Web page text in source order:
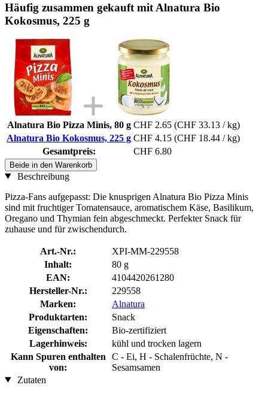
Häufig zusammen gekauft mit Alnatura Bio
Kokosmus, 225 g
Alnatura Bio Pizza Minis, 80 g CHF 2.65 (CHF 33.13 / kg)
Alnatura Bio Kokosmus, 225 g CHF 4.15 (CHF 18.44 / kg)
Gesamtpreis:
CHF 6.80
Beide in den Warenkorb
Beschreibung
Pizza-Fans aufgepasst: Die knusprigen Alnatura Bio Pizza Minis
sind mit fruchtiger Tomatensauce, aromatischem Käse, Basilikum,
Oregano und Thymian fein abgeschmeckt. Perfekter Snack für
zuhause und für zwischendurch.
Art.-Nr.:
XPI-MM-229558
Inhalt:
80 g
EAN:
4104420261280
Hersteller-Nr.:
229558
Marken:
Alnatura
Produktarten:
Snack
Eigenschaften:
Bio-zertifiziert
Lagerhinweis:
kühl und trocken lagern
Kann Spuren enthalten
von:
C - Ei, H - Schalenfrüchte, N -
Sesamsamen
Zutaten